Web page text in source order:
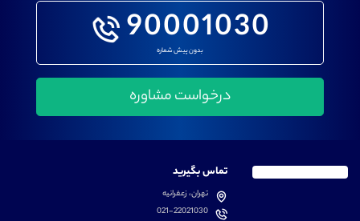
90001030
بدون پیش شماره
تماس بگیرید
تهران، زعفرانیه
021-22021030